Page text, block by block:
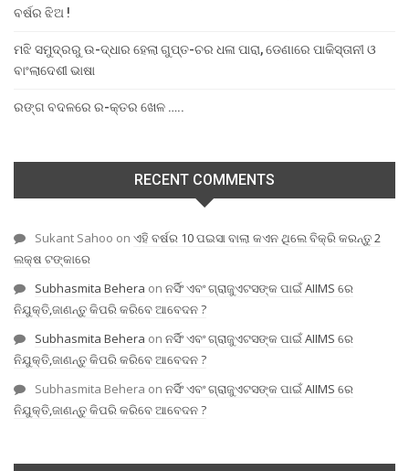
ବର୍ଷର ଝିଅ !
ମଝି ସମୁଦ୍ରରୁ ଉ-ଦ୍ଧାର ହେଲା ଗୁପ୍ତ-ଚର ଧଳା ପାରା, ଡେଣାରେ ପାକିସ୍ତାନୀ ଓ
ବାଂଲାଦେଶୀ ଭାଷା
ରଙ୍ଗ ବଦଳରେ ର-କ୍ତର ଖେଳ …..
RECENT COMMENTS
Sukant Sahoo on ଏହି ବର୍ଷର 10 ପଇସା ବାଲା କଏନ ଥିଲେ ବିକ୍ରି କରନ୍ତୁ 2
ଲକ୍ଷ ଟଙ୍କାରେ
Subhasmita Behera on ନର୍ସିଂ ଏବଂ ଗ୍ରାଜୁଏଟସଙ୍କ ପାଇଁ AIIMS ରେ
ନିଯୁକ୍ତି,ଜାଣନ୍ତୁ କିପରି କରିବେ ଆବେଦନ ?
Subhasmita Behera on ନର୍ସିଂ ଏବଂ ଗ୍ରାଜୁଏଟସଙ୍କ ପାଇଁ AIIMS ରେ
ନିଯୁକ୍ତି,ଜାଣନ୍ତୁ କିପରି କରିବେ ଆବେଦନ ?
Subhasmita Behera on ନର୍ସିଂ ଏବଂ ଗ୍ରାଜୁଏଟସଙ୍କ ପାଇଁ AIIMS ରେ
ନିଯୁକ୍ତି,ଜାଣନ୍ତୁ କିପରି କରିବେ ଆବେଦନ ?